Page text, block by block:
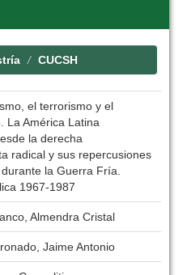
CUCSH
el terrorismo y el
La América Latina
la derecha
radical y sus repercusiones
la Guerra Fría.
1967-1987
Almendra Cristal
Jaime Antonio